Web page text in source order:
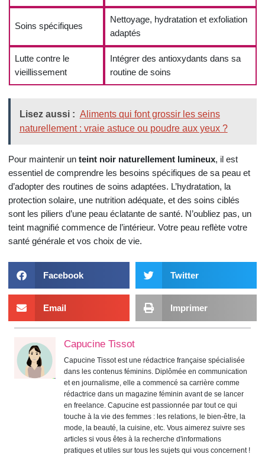
Soins spécifiques
Nettoyage, hydratation et exfoliation
adaptés
Lutte contre le
vieillissement
Intégrer des antioxydants dans sa
routine de soins
Lisez aussi : Aliments qui font grossir les seins
naturellement : vraie astuce ou poudre aux yeux ?
Pour maintenir un teint noir naturellement lumineux, il est
essentiel de comprendre les besoins spécifiques de sa peau et
d’adopter des routines de soins adaptées. L’hydratation, la
protection solaire, une nutrition adéquate, et des soins ciblés
sont les piliers d’une peau éclatante de santé. N’oubliez pas, un
teint magnifié commence de l’intérieur. Votre peau reflète votre
santé générale et vos choix de vie.
Facebook Twitter
Email Imprimer
Capucine Tissot
Capucine Tissot est une rédactrice française spécialisée
dans les contenus féminins. Diplômée en communication
et en journalisme, elle a commencé sa carrière comme
rédactrice dans un magazine féminin avant de se lancer
en freelance. Capucine est passionnée par tout ce qui
touche à la vie des femmes : les relations, le bien-être, la
mode, la beauté, la cuisine, etc. Vous aimerez suivre ses
articles si vous êtes à la recherche d'informations
pratiques et utiles sur tous les sujets qui vous concernent !